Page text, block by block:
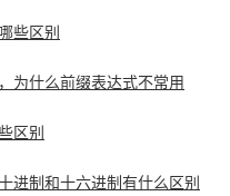
些区别
为什么前缀表达式不常用
区别
进制和十六进制有什么区别